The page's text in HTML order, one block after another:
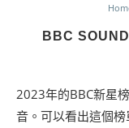
BBC
2023年的BBC新星
音。可以看出這個